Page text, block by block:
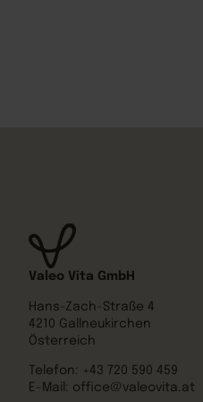
Valeo Vita GmbH
Hans-Zach-Straße 4
4210 Gallneukirchen
Österreich
Telefon: +43 720 590 459
E-Mail: office@valeovita.at